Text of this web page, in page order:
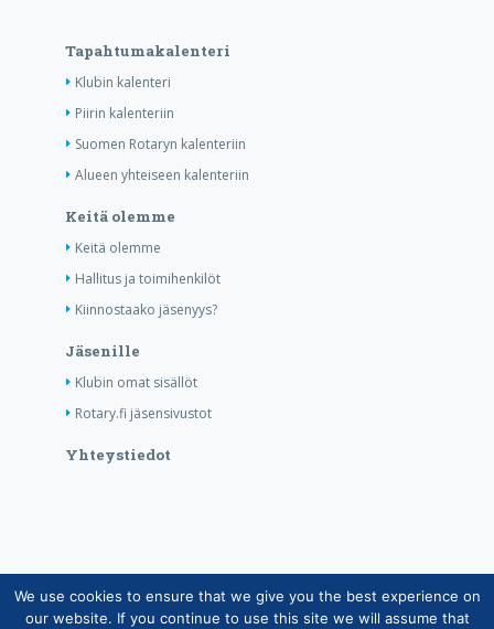
Tapahtumakalenteri
Klubin kalenteri
Piirin kalenteriin
Suomen Rotaryn kalenteriin
Alueen yhteiseen kalenteriin
Keitä olemme
Keitä olemme
Hallitus ja toimihenkilöt
Kiinnostaako jäsenyys?
Jäsenille
Klubin omat sisällöt
Rotary.fi jäsensivustot
Yhteystiedot
Copyright © Suomen Rotarypalvelu ry 2026 |
Jäsentietojärjestelmän tietosuojaseloste|Henkilötietojen
We use cookies to ensure that we give you the best experience on
our website. If you continue to use this site we will assume that